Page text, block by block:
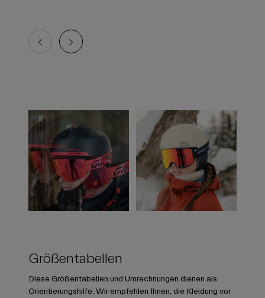
Größentabellen
Diese Größentabellen und Umrechnungen dienen als
Orientierungshilfe. Wir empfehlen Ihnen, die Kleidung vor